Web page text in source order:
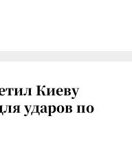
Киеву
ударов по